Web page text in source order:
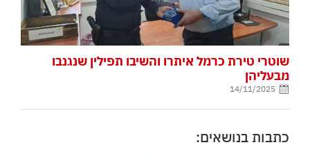
שוטרי טירת כרמל איתרו והשיבו תפילין שנגנבו
מבעליהן
14/11/2025
כתבות בנושאים: